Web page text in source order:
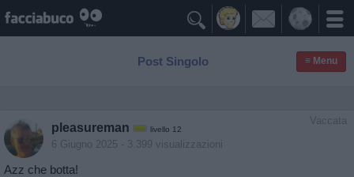

Post Singolo ≡ Menu
Vaccata
pleasureman livello 12
6 Giugno 2025 - 3.399 visualizzazioni
Azz che botta!